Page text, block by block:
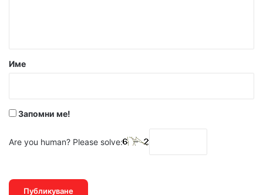
р
Име
Запомни ме!
Are you human? Please solve: